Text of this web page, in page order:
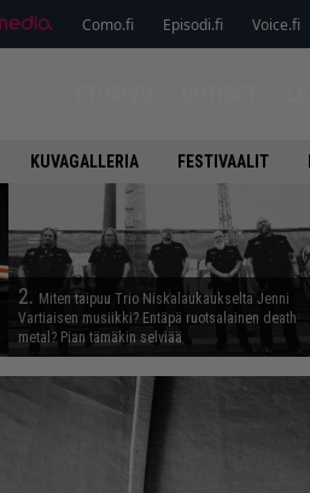
Como.fi Episodi.fi Voice.fi
KUVAGALLERIA FESTIVAALIT
2. Miten taipuu Trio Niskalaukaukselta Jenni
Vartiaisen musiikki? Entäpä ruotsalainen death
metal? Pian tämäkin selviää